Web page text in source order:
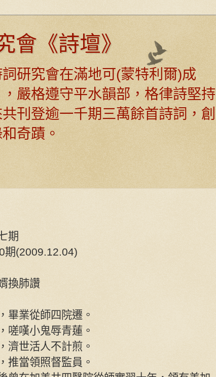
會《詩壇》
研究會在滿地可(蒙特利爾)成
嚴格遵守平水韻部，格律詩堅持
刊登逾一千期三萬餘首詩詞，創
奇蹟。
期
期(2009.12.04)
換肺讚
畢業從師四院遷。
嗟嘆小鬼辱青蓮。
濟世活人不計煎。
推當領照督監員。